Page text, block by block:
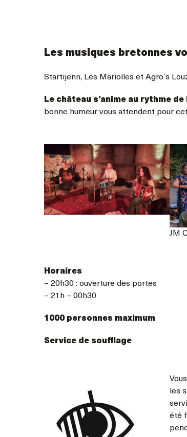
Les musiques bretonnes
Startijenn, Les Mariolles et Agro’s
Le château s’anime au rythme
bonne humeur vous attendent pour
JM
Horaires
– 20h30 : ouverture des portes
– 21h – 00h30
1000 personnes maximum
Service de soufflage
les
été